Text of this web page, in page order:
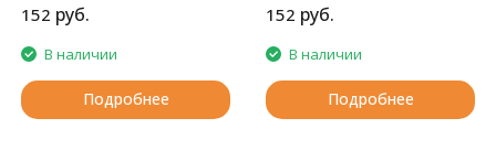
152 руб.
В наличии
Подробнее
152 руб.
В наличии
Подробнее